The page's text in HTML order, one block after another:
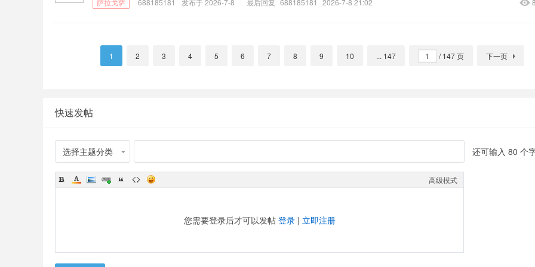
688185181 发布于 2026-7-8 最后回复 688185181 2026-7-8 21:02
1 2 3 4 5 6 7 8 9 10 ... 147 / 147 页 下一页
快速发帖
选择主题分类 还可输入 80 个
高级模式
您需要登录后才可以发帖 登录| 立即注册